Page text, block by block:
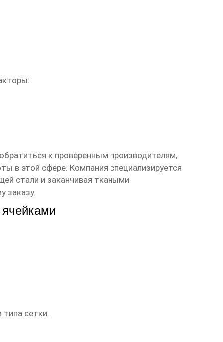
к проверенным производителям,
в этой сфере. Компания специализируется
стали и заканчивая ткаными
заказу.
ячейками
сетки.